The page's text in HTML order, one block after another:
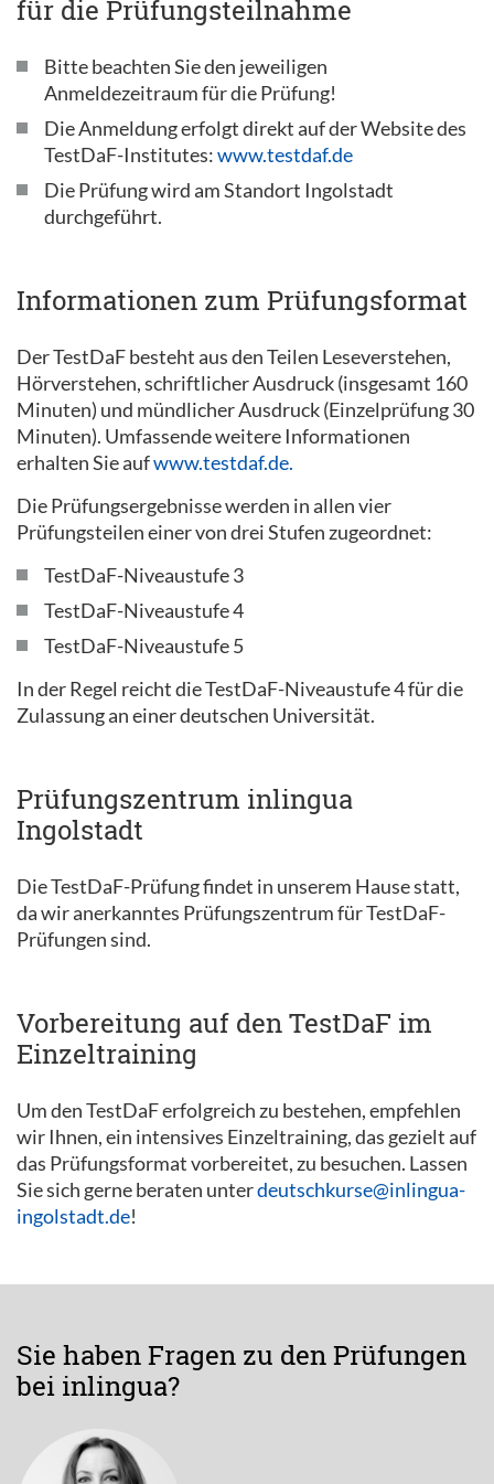
für die Prüfungsteilnahme
Bitte beachten Sie den jeweiligen
Anmeldezeitraum für die Prüfung!
Die Anmeldung erfolgt direkt auf der Website des
TestDaF-Institutes:www.testdaf.de
Die Prüfung wird am Standort Ingolstadt
durchgeführt.
Informationen zum Prüfungsformat
Der TestDaF besteht aus den Teilen Leseverstehen,
Hörverstehen, schriftlicher Ausdruck (insgesamt 160
Minuten) und mündlicher Ausdruck (Einzelprüfung 30
Minuten). Umfassende weitere Informationen
erhalten Sie aufwww.testdaf.de.
Die Prüfungsergebnisse werden in allen vier
Prüfungsteilen einer von drei Stufen zugeordnet:
TestDaF-Niveaustufe 3
TestDaF-Niveaustufe 4
TestDaF-Niveaustufe 5
In der Regel reicht die TestDaF-Niveaustufe 4 für die
Zulassung an einer deutschen Universität.
Prüfungszentrum inlingua
Ingolstadt
Die TestDaF-Prüfung findet in unserem Hause statt,
da wir anerkanntes Prüfungszentrum für TestDaF-
Prüfungen sind.
Vorbereitung auf den TestDaF im
Einzeltraining
Um den TestDaF erfolgreich zu bestehen, empfehlen
wir Ihnen, ein intensives Einzeltraining, das gezielt auf
das Prüfungsformat vorbereitet, zu besuchen. Lassen
Sie sich gerne beraten unterdeutschkurse@inlingua-
ingolstadt.de!
Sie haben Fragen zu den Prüfungen
bei inlingua?